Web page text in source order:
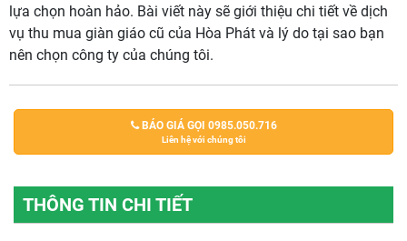
lựa chọn hoàn hảo. Bài viết này sẽ giới thiệu chi tiết về dịch
vụ thu mua giàn giáo cũ của Hòa Phát và lý do tại sao bạn
nên chọn công ty của chúng tôi.
BÁO GIÁ GỌI 0985.050.716
Liên hệ với chúng tôi
THÔNG TIN CHI TIẾT